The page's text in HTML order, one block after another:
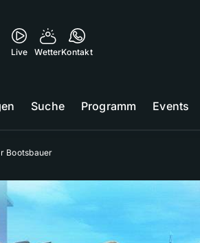
Live WetterKontakt
Suche Programm Events
Bootsbauer